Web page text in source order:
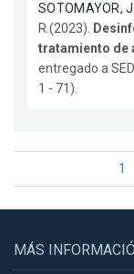
SOTOMAYOR,
R.(2023).
tratamiento de
entregado a
1 - 71).
1
MÁS